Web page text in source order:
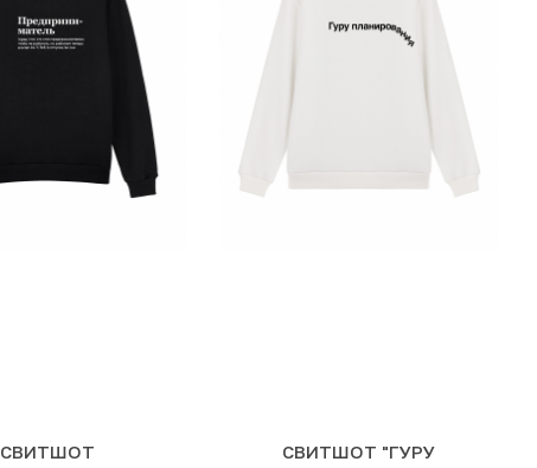
СВИТШОТ
СВИТШОТ "ГУРУ